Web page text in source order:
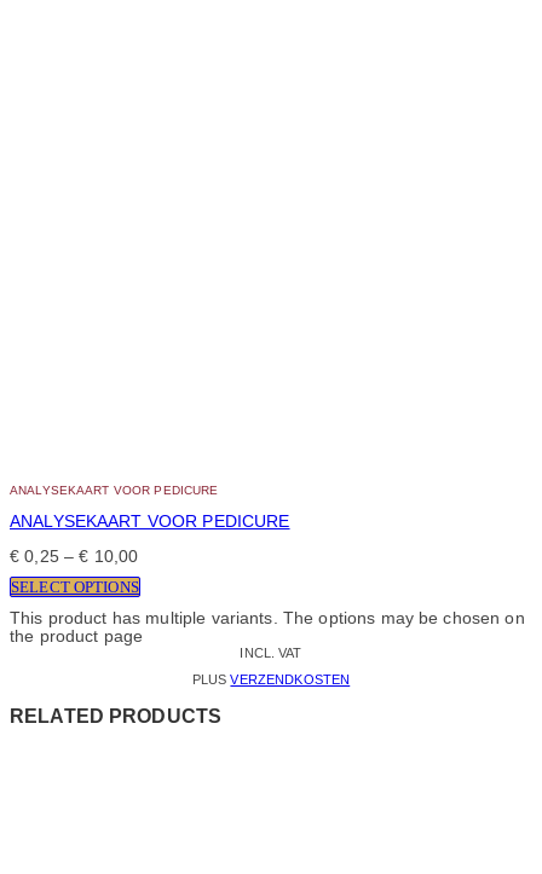
ANALYSEKAART VOOR PEDICURE
ANALYSEKAART VOOR PEDICURE
€ 0,25–€ 10,00
SELECT OPTIONS
This product has multiple variants. The options may be chosen on
the product page
INCL. VAT
PLUSVERZENDKOSTEN
RELATED PRODUCTS